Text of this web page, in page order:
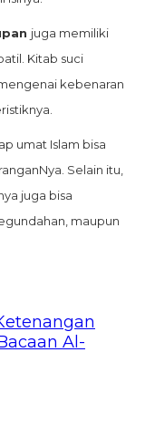
juga memiliki
Kitab suci
kebenaran
umat Islam bisa
Selain itu,
juga bisa
maupun
Al-